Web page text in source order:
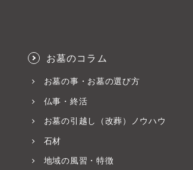
お墓のコラム
お墓の事・お墓の選び方
仏事・終活
お墓の引越し（改葬）ノウハウ
石材
地域の風習・特徴